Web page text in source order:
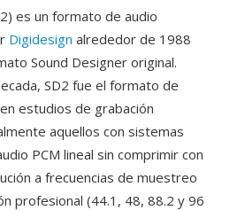
es un formato de audio
Digidesign alrededor de 1988
Sound Designer original.
SD2 fue el formato de
estudios de grabación
aquellos con sistemas
PCM lineal sin comprimir con
a frecuencias de muestreo
profesional (44.1, 48, 88.2 y 96